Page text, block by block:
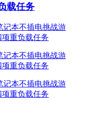
载任务